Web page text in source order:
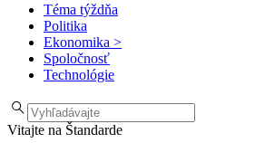
Téma týždňa
Politika
Ekonomika >
Spoločnosť
Technológie
Vitajte na Štandarde